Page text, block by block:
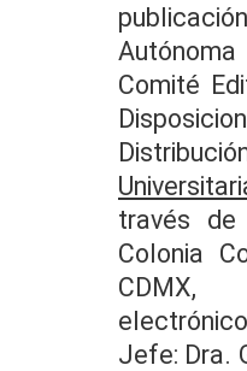
Comité
través de
Colonia
electrónico
Jefe: Dra.